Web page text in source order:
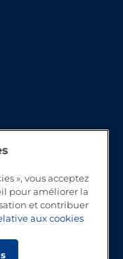
», vous acceptez
pour améliorer la
et contribuer
aux cookies